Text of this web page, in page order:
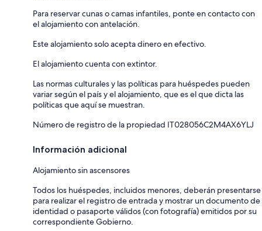
Para reservar cunas o camas infantiles, ponte en contacto con
el alojamiento con antelación.
Este alojamiento solo acepta dinero en efectivo.
El alojamiento cuenta con extintor.
Las normas culturales y las políticas para huéspedes pueden
variar según el país y el alojamiento, que es el que dicta las
políticas que aquí se muestran.
Número de registro de la propiedad IT028056C2M4AX6YLJ
Información adicional
Alojamiento sin ascensores
Todos los huéspedes, incluidos menores, deberán presentarse
para realizar el registro de entrada y mostrar un documento de
identidad o pasaporte válidos (con fotografía) emitidos por su
correspondiente Gobierno.